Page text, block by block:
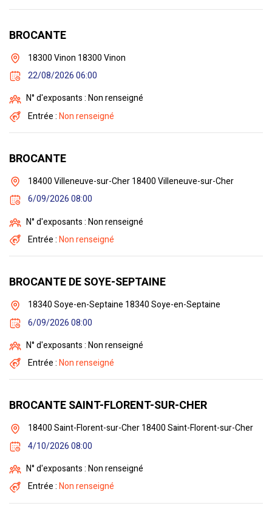
BROCANTE
18300 Vinon 18300 Vinon
22/08/2026 06:00
N° d'exposants : Non renseigné
Entrée :Non renseigné
BROCANTE
18400 Villeneuve-sur-Cher 18400 Villeneuve-sur-Cher
6/09/2026 08:00
N° d'exposants : Non renseigné
Entrée :Non renseigné
BROCANTE DE SOYE-SEPTAINE
18340 Soye-en-Septaine 18340 Soye-en-Septaine
6/09/2026 08:00
N° d'exposants : Non renseigné
Entrée :Non renseigné
BROCANTE SAINT-FLORENT-SUR-CHER
18400 Saint-Florent-sur-Cher 18400 Saint-Florent-sur-Cher
4/10/2026 08:00
N° d'exposants : Non renseigné
Entrée :Non renseigné